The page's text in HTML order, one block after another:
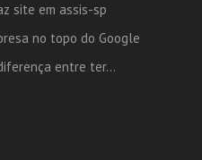
site em assis-sp
no topo do Google
entre ter...